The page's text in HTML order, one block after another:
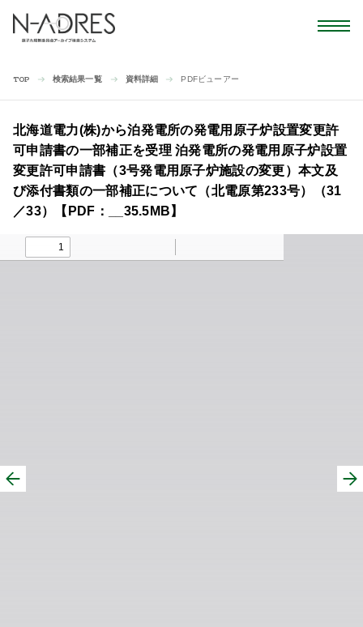
TOP 検索結果一覧 資料詳細 PDFビューアー
北海道電力(株)から泊発電所の発電用原子炉設置変更許
可申請書の一部補正を受理 泊発電所の発電用原子炉設置
変更許可申請書（3号発電用原子炉施設の変更）本文及
び添付書類の一部補正について（北電原第233号）（31
／33）【PDF：__35.5MB】